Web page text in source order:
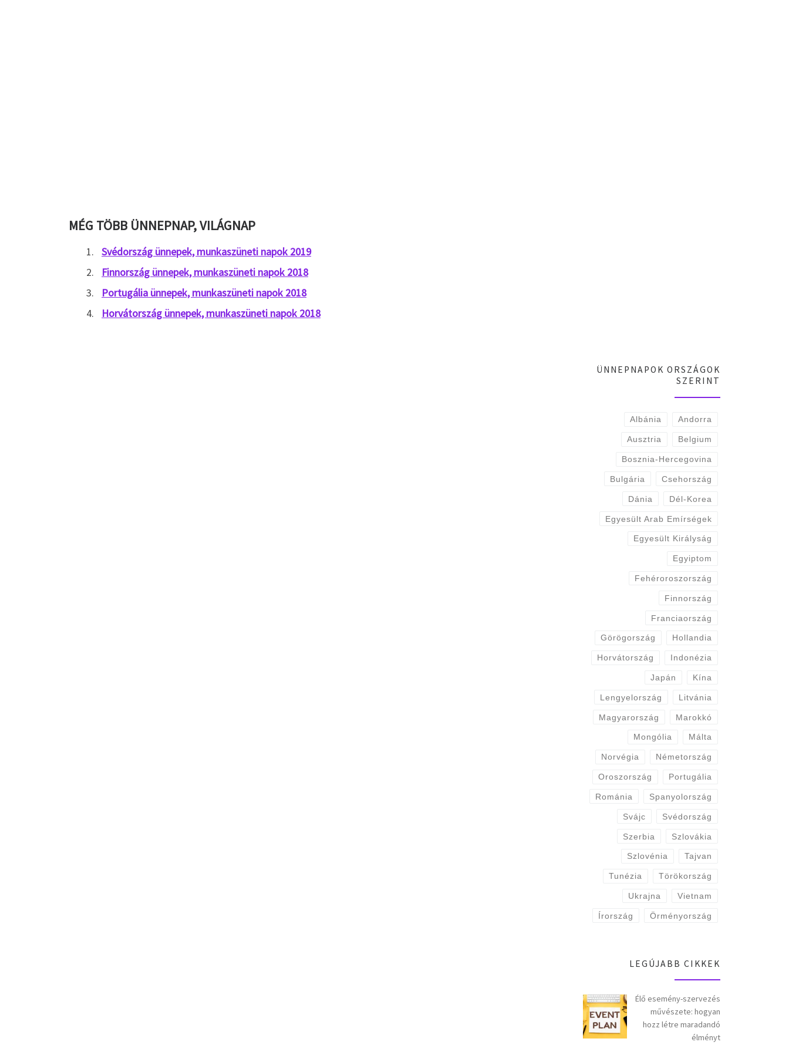
MÉG TÖBB ÜNNEPNAP, VILÁGNAP
Svédország ünnepek, munkaszüneti napok 2019
Finnország ünnepek, munkaszüneti napok 2018
Portugália ünnepek, munkaszüneti napok 2018
Horvátország ünnepek, munkaszüneti napok 2018
ÜNNEPNAPOK ORSZÁGOK
SZERINT
Albánia Andorra
Ausztria Belgium
Bosznia-Hercegovina
Bulgária Csehország
Dánia Dél-Korea
Egyesült Arab Emírségek
Egyesült Királyság
Egyiptom
Fehéroroszország
Finnország
Franciaország
Görögország Hollandia
Horvátország Indonézia
Japán Kína
Lengyelország Litvánia
Magyarország Marokkó
Mongólia Málta
Norvégia Németország
Oroszország Portugália
Románia Spanyolország
Svájc Svédország
Szerbia Szlovákia
Szlovénia Tajvan
Tunézia Törökország
Ukrajna Vietnam
Írország Örményország
LEGÚJABB CIKKEK
Élő esemény-szervezés
művészete: hogyan
hozz létre maradandó
élményt